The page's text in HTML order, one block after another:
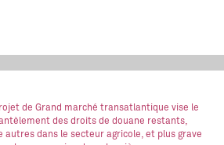
de Grand marché transatlantique vise le
des droits de douane restants,
autres dans le secteur agricole, et plus grave